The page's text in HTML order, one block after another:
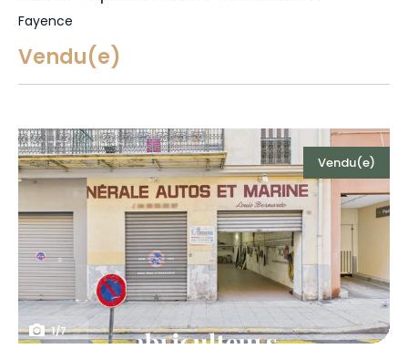
Fayence
Vendu(e)
1/7
Vendu(e)